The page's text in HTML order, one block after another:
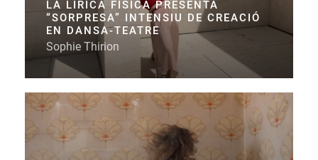
LA LÍRICA FÍSICA PRESENTA
“SORPRESA” INTENSIU DE CREACIÓ
EN DANSA-TEATRE
Sophie Thirion